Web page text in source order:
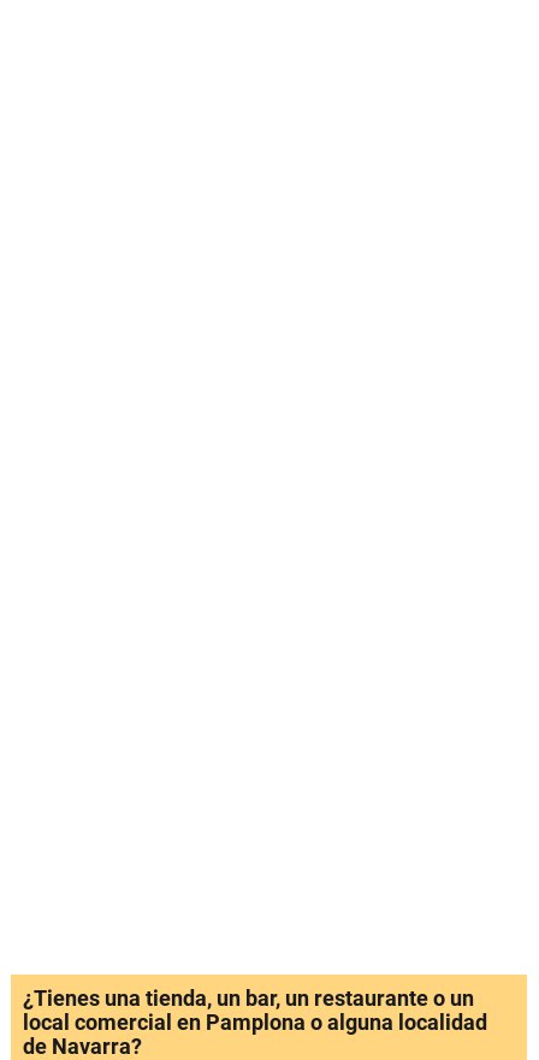
¿Tienes una tienda, un bar, un restaurante o un
local comercial en Pamplona o alguna localidad
de Navarra?